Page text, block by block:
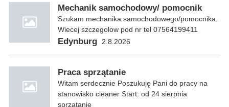
Mechanik samochodowy/ pomocnik
Szukam mechanika samochodowego/pomocnika.
Wiecej szczegolow pod nr tel 07564199411
Edynburg 2.8.2026
Praca sprzątanie
Witam serdecznie Poszukuję Pani do pracy na
stanowisko cleaner Start: od 24 sierpnia
sprzątanie